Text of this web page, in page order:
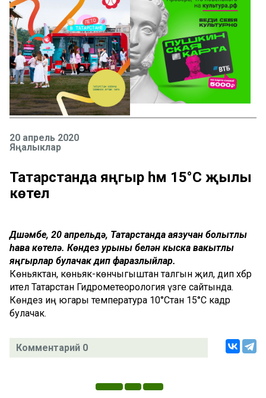
20 апрель 2020
Яңалыклар
Татарстанда яңгыр һәм 15°С җылы
көтелә
Дүшәмбе, 20 апрельдә, Татарстанда аязучан болытлы
һава көтелә. Көндез урыны белән кыска вакытлы
яңгырлар булачак дип фаразлыйлар.
Көньяктан, көньяк-көнчыгыштан талгын җил, дип хәбәр
ителә Татарстан Гидрометеорология үзәге сайтында.
Көндез иң югары температура 10°Стан 15°С кадәр
булачак.
Комментарий 0